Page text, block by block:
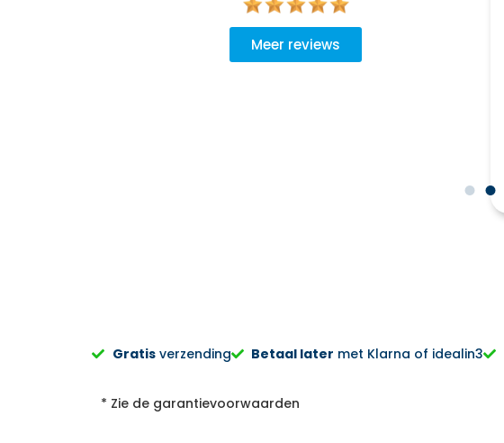
Meer reviews
geadviseerd, niet opdringerig, de keuze wordt aan je zelf
Gratisverzending Betaal later met Klarna of idealin3
* Zie de garantievoorwaarden